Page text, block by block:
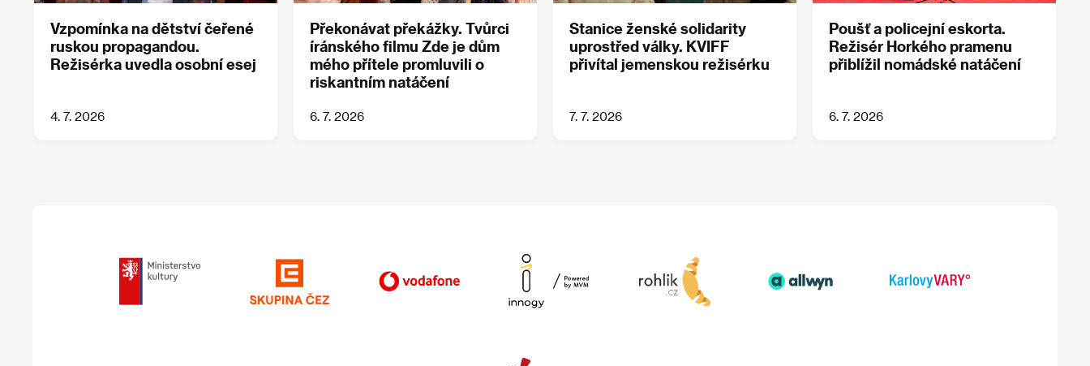
Vzpomínka na dětství čeřené
ruskou propagandou.
Režisérka uvedla osobní esej
4. 7. 2026
Překonávat překážky. Tvůrci
íránského filmu Zde je dům
mého přítele promluvili o
riskantním natáčení
6. 7. 2026
Stanice ženské solidarity
uprostřed války. KVIFF
přivítal jemenskou režisérku
7. 7. 2026
Poušť a policejní eskorta.
Režisér Horkého pramenu
přiblížil nomádské natáčení
6. 7. 2026